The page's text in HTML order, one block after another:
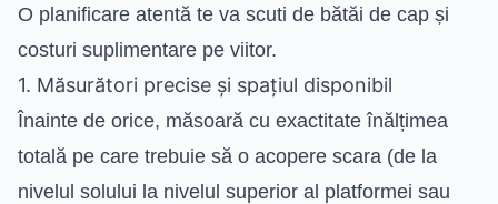
O planificare atentă te va scuti de bătăi de cap și
costuri suplimentare pe viitor.
1. Măsurători precise și spațiul disponibil
Înainte de orice, măsoară cu exactitate înălțimea
totală pe care trebuie să o acopere scara (de la
nivelul solului la nivelul superior al platformei sau